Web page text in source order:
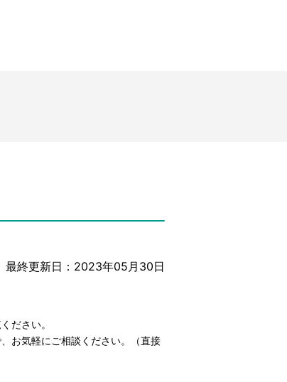
最終更新日：2023年05月30日
ださい。
お気軽にご相談ください。（直接